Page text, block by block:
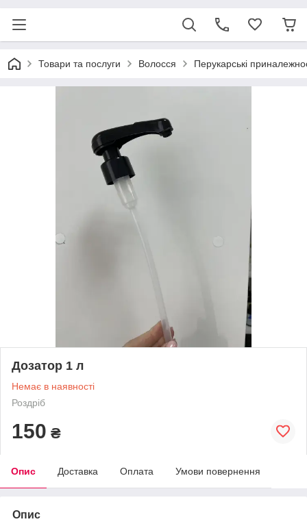
Товари та послуги Волосся Перукарські
Дозатор 1 л
Немає в наявності
Роздріб
150 ₴
Опис Доставка Оплата Умови повернення
Опис